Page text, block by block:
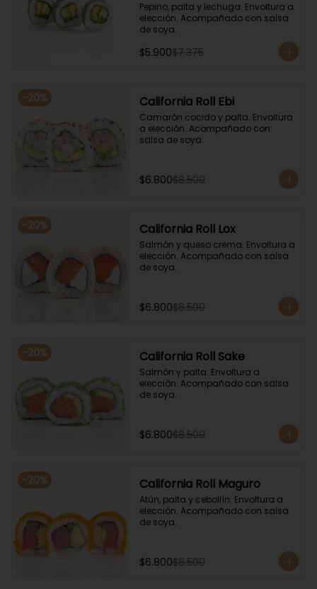
Pepino, palta y lechuga. Envoltura a
elección. Acompañado con salsa
de soya.
$5.900$7.375
-20% California Roll Ebi
Camarón cocido y palta. Envoltura
a elección. Acompañado con
salsa de soya.
$6.800$8.500
-20% California Roll Lox
Salmón y queso crema. Envoltura a
elección. Acompañado con salsa
de soya.
$6.800$8.500
-20% California Roll Sake
Salmón y palta. Envoltura a
elección. Acompañado con salsa
de soya.
$6.800$8.500
-20% California Roll Maguro
Atún, palta y cebollín. Envoltura a
elección. Acompañado con salsa
de soya.
$6.800$8.500